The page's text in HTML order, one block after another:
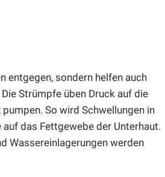
entgegen, sondern helfen auch
Strümpfe üben Druck auf die
So wird Schwellungen in
das Fettgewebe der Unterhaut.
Wassereinlagerungen werden